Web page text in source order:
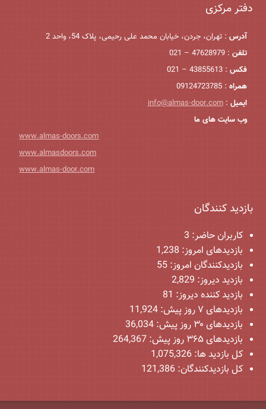
دفتر مرکزی
آدرس : تهران، جردن، خیابان محمد علی رحیمی، پلاک 54، واحد 2
تلفن : 47628979 – 021
فکس : 43855613 – 021
همراه : 09124723785
ایمیل :
info@almas-door.com
وب سایت های ما
www.almas-doors.com
www.almasdoors.com
www.almas-door.com
بازدید کنندگان
کاربران حاضر: 3
بازدیدهای امروز: 1,238
بازدیدکنندگان امروز:55
بازدید دیروز: 2,829
بازدید کننده دیروز: 81
بازدیدهای ۷ روز پیش:
11,924
بازدیدهای ۳۰ روز پیش:
36,034
بازدیدهای ۳۶۵ روز پیش:
264,367
کل بازدید ها:1,075,326
کل بازدیدکنند‌گان:121,386